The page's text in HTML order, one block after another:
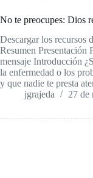
No te preocupes: Dios
Descargar los
Resumen Presentación
mensaje Introducción
la enfermedad o los
y que nadie te presta
jgrajeda
27 de